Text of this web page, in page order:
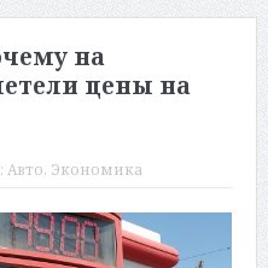
на
цены на
Авто, Экономика